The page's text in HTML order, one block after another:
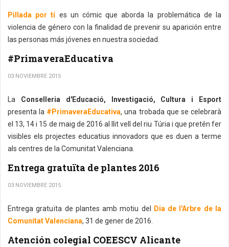
Pillada por tíes un cómic que aborda la problemática de la
violencia de género con la finalidad de prevenir su aparición entre
las personas más jóvenes en nuestra sociedad.
#PrimaveraEducativa
03 NOVIEMBRE 2015
La Conselleria d'Educació, Investigació, Cultura i Esport
presenta la #PrimaveraEducativa, una trobada que se celebrarà
el 13, 14 i 15 de maig de 2016 al llit vell del riu Túria i que pretén fer
visibles els projectes educatius innovadors que es duen a terme
als centres de la Comunitat Valenciana.
Entrega gratuïta de plantes 2016
03 NOVIEMBRE 2015
Entrega gratuïta de plantes amb motiu del
Dia de l'Arbre de la
Comunitat Valenciana, 31 de gener de 2016.
Atención colegial COEESCV Alicante